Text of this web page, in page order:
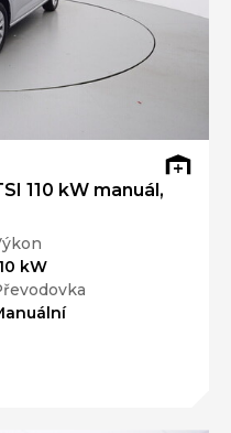
110 kW manuál,
kW